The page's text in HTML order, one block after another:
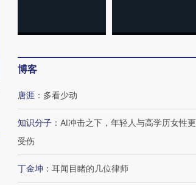
博客
唐涯 ： 多看少动
知识分子 ： AI冲击之下，年轻人与高学历女性更
受伤
丁金坤 ： 耳闻目睹的几位律师